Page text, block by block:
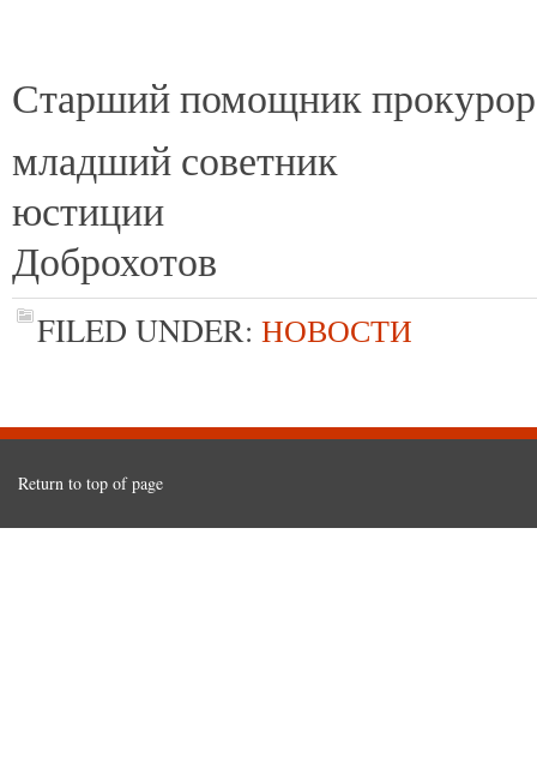
Старший помощник
младший советник
Доброхотов
FILED UNDER: НОВОСТИ
Return to top of page